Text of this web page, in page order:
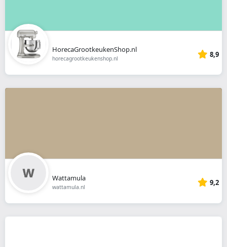
HorecaGrootkeukenShop.nl
horecagrootkeukenshop.nl 8,9
Wattamula
wattamula.nl 9,2